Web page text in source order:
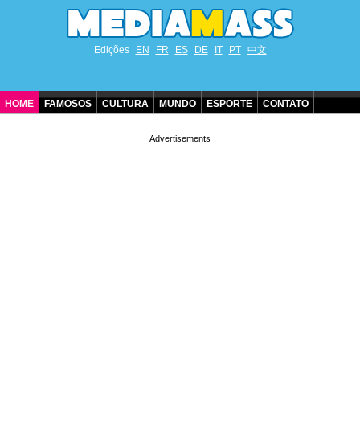
Edições EN FR ES DE IT PT 中文
HOME FAMOSOS CULTURA MUNDO ESPORTE CONTATO